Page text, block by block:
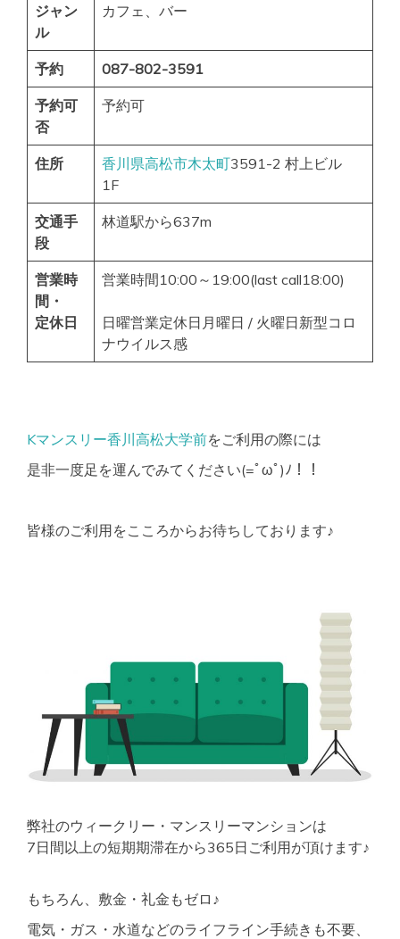
ジャン
ル
カフェ、バー
予約 087-802-3591
予約可
否
予約可
住所 香川県高松市木太町3591-2 村上ビル
1F
交通手
段
林道駅から637m
営業時
間・
定休日
営業時間10:00～19:00(last call18:00)
日曜営業定休日月曜日 / 火曜日新型コロ
ナウイルス感
Kマンスリー香川高松大学前をご利用の際には
是非一度足を運んでみてください(=ﾟωﾟ)ﾉ！！
皆様のご利用をこころからお待ちしております♪
弊社のウィークリー・マンスリーマンションは
7日間以上の短期期滞在から365日ご利用が頂けます♪
もちろん、敷金・礼金もゼロ♪
電気・ガス・水道などのライフライン手続きも不要、